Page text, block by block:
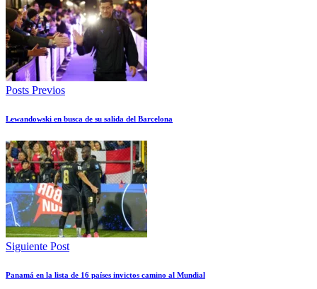
Posts Previos
Lewandowski en busca de su salida del Barcelona
Siguiente Post
Panamá en la lista de 16 países invictos camino al Mundial